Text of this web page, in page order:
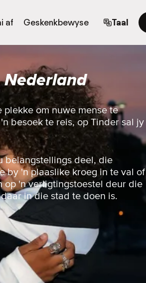
af Geskenkbewyse Taal
om nuwe mense te
besoek te reis, op Tinder sal jy
belangstellings deel, die
by 'n plaaslike kroeg in te val of
op 'n verligtingstoestel deur die
in die stad te doen is.